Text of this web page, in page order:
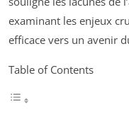
examinant les enjeux
efficace vers un avenir
Table of Contents